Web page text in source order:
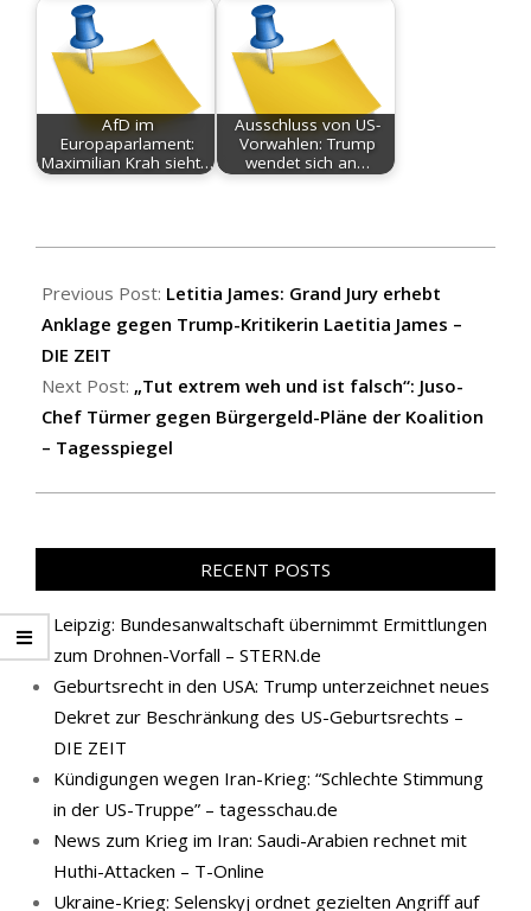
AfD im
Europaparlament:
Maximilian Krah sieht…
Ausschluss von US-
Vorwahlen: Trump
wendet sich an…
10-
10
Previous Post: Letitia James: Grand Jury erhebt
Anklage gegen Trump-Kritikerin Laetitia James –
DIE ZEIT
Next Post: „Tut extrem weh und ist falsch“: Juso-
Chef Türmer gegen Bürgergeld-Pläne der Koalition
– Tagesspiegel
RECENT POSTS
Leipzig: Bundesanwaltschaft übernimmt Ermittlungen
zum Drohnen-Vorfall – STERN.de
Geburtsrecht in den USA: Trump unterzeichnet neues
Dekret zur Beschränkung des US-Geburtsrechts –
DIE ZEIT
Kündigungen wegen Iran-Krieg: “Schlechte Stimmung
in der US-Truppe” – tagesschau.de
News zum Krieg im Iran: Saudi-Arabien rechnet mit
Huthi-Attacken – T-Online
Ukraine-Krieg: Selenskyj ordnet gezielten Angriff auf